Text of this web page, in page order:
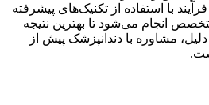
با استفاده از تکنیک‌های پیشرفته
انجام می‌شود تا بهترین نتیجه
مشاوره با دندانپزشک پیش از